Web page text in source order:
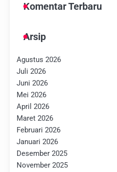
Komentar Terbaru
Arsip
Agustus 2026
Juli 2026
Juni 2026
Mei 2026
April 2026
Maret 2026
Februari 2026
Januari 2026
Desember 2025
November 2025